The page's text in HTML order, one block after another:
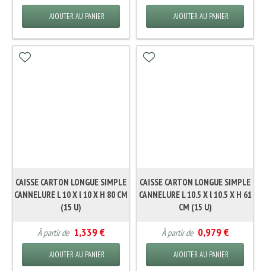
AJOUTER AU PANIER AJOUTER AU PANIER
CAISSE CARTON LONGUE SIMPLE
CANNELURE L 10 X l 10 X H 80 CM
(15 U)
À partir de 1,339 €
AJOUTER AU PANIER
CAISSE CARTON LONGUE SIMPLE
CANNELURE L 10.5 X l 10.5 X H 61
CM (15 U)
À partir de 0,979 €
AJOUTER AU PANIER